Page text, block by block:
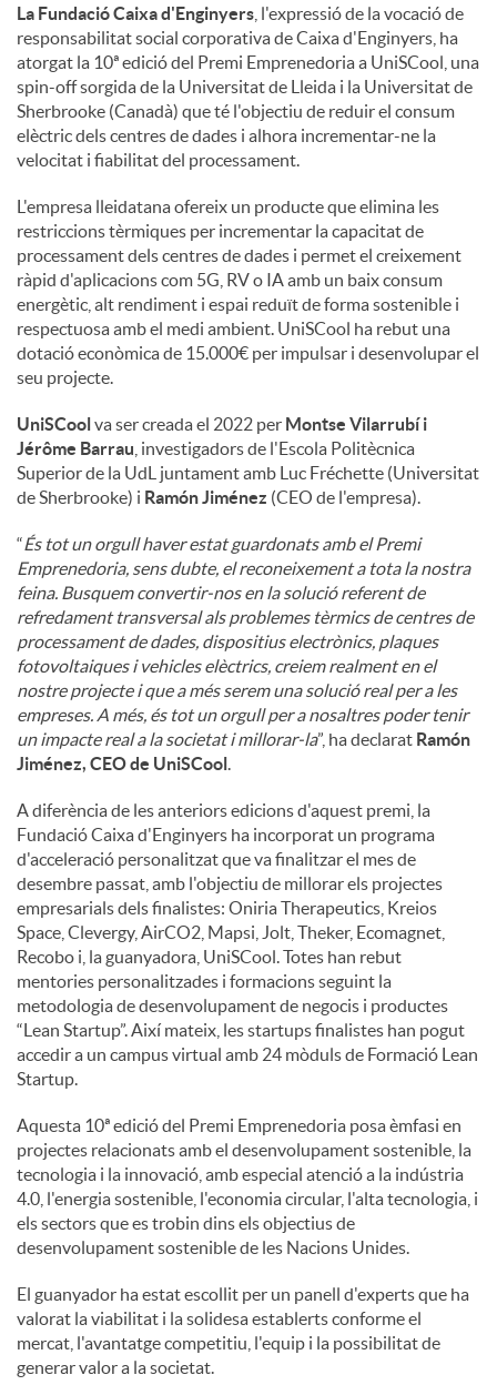
La Fundació Caixa d'Enginyers , l'expressió de la vocació de
responsabilitat social corporativa de Caixa d'Enginyers, ha
atorgat la 10ª edició del Premi Emprenedoria a UniSCool, una
spin-off sorgida de la Universitat de Lleida i la Universitat de
Sherbrooke (Canadà) que té l'objectiu de reduir el consum
elèctric dels centres de dades i alhora incrementar-ne la
velocitat i fiabilitat del processament.
L'empresa lleidatana ofereix un producte que elimina les
restriccions tèrmiques per incrementar la capacitat de
processament dels centres de dades i permet el creixement
ràpid d'aplicacions com 5G, RV o IA amb un baix consum
energètic, alt rendiment i espai reduït de forma sostenible i
respectuosa amb el medi ambient. UniSCool ha rebut una
dotació econòmica de 15.000€ per impulsar i desenvolupar el
seu projecte.
UniSCool va ser creada el 2022 per Montse Vilarrubí i
Jérôme Barrau , investigadors de l'Escola Politècnica
Superior de la UdL juntament amb Luc Fréchette (Universitat
de Sherbrooke) i Ramón Jiménez (CEO de l'empresa).
“És tot un orgull haver estat guardonats amb el Premi
Emprenedoria, sens dubte, el reconeixement a tota la nostra
feina. Busquem convertir-nos en la solució referent de
refredament transversal als problemes tèrmics de centres de
processament de dades, dispositius electrònics, plaques
fotovoltaiques i vehicles elèctrics, creiem realment en el
nostre projecte i que a més serem una solució real per a les
empreses. A més, és tot un orgull per a nosaltres poder tenir
un impacte real a la societat i millorar-la”, ha declarat Ramón
Jiménez, CEO de UniSCool .
A diferència de les anteriors edicions d'aquest premi, la
Fundació Caixa d'Enginyers ha incorporat un programa
d'acceleració personalitzat que va finalitzar el mes de
desembre passat, amb l'objectiu de millorar els projectes
empresarials dels finalistes: Oniria Therapeutics, Kreios
Space, Clevergy, AirCO2, Mapsi, Jolt, Theker, Ecomagnet,
Recobo i, la guanyadora, UniSCool. Totes han rebut
mentories personalitzades i formacions seguint la
metodologia de desenvolupament de negocis i productes
“Lean Startup”. Així mateix, les startups finalistes han pogut
accedir a un campus virtual amb 24 mòduls de Formació Lean
Startup.
Aquesta 10ª edició del Premi Emprenedoria posa èmfasi en
projectes relacionats amb el desenvolupament sostenible, la
tecnologia i la innovació, amb especial atenció a la indústria
4.0, l'energia sostenible, l'economia circular, l'alta tecnologia, i
els sectors que es trobin dins els objectius de
desenvolupament sostenible de les Nacions Unides.
El guanyador ha estat escollit per un panell d'experts que ha
valorat la viabilitat i la solidesa establerts conforme el
mercat, l'avantatge competitiu, l'equip i la possibilitat de
generar valor a la societat.